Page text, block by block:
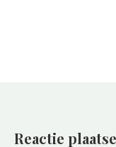
Reactie